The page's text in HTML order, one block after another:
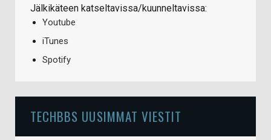
Jälkikäteen katseltavissa/kuunneltavissa:
Youtube
iTunes
Spotify
TECHBBS UUSIMMAT VIESTIT